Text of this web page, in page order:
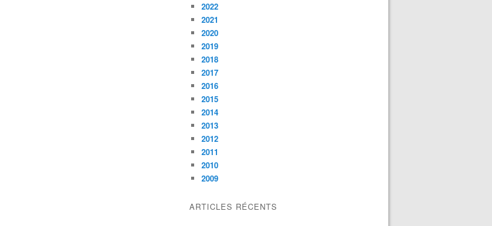
2022
2021
2020
2019
2018
2017
2016
2015
2014
2013
2012
2011
2010
2009
ARTICLES RÉCENTS